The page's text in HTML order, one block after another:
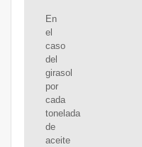
En
el
caso
del
girasol
por
cada
tonelada
de
aceite